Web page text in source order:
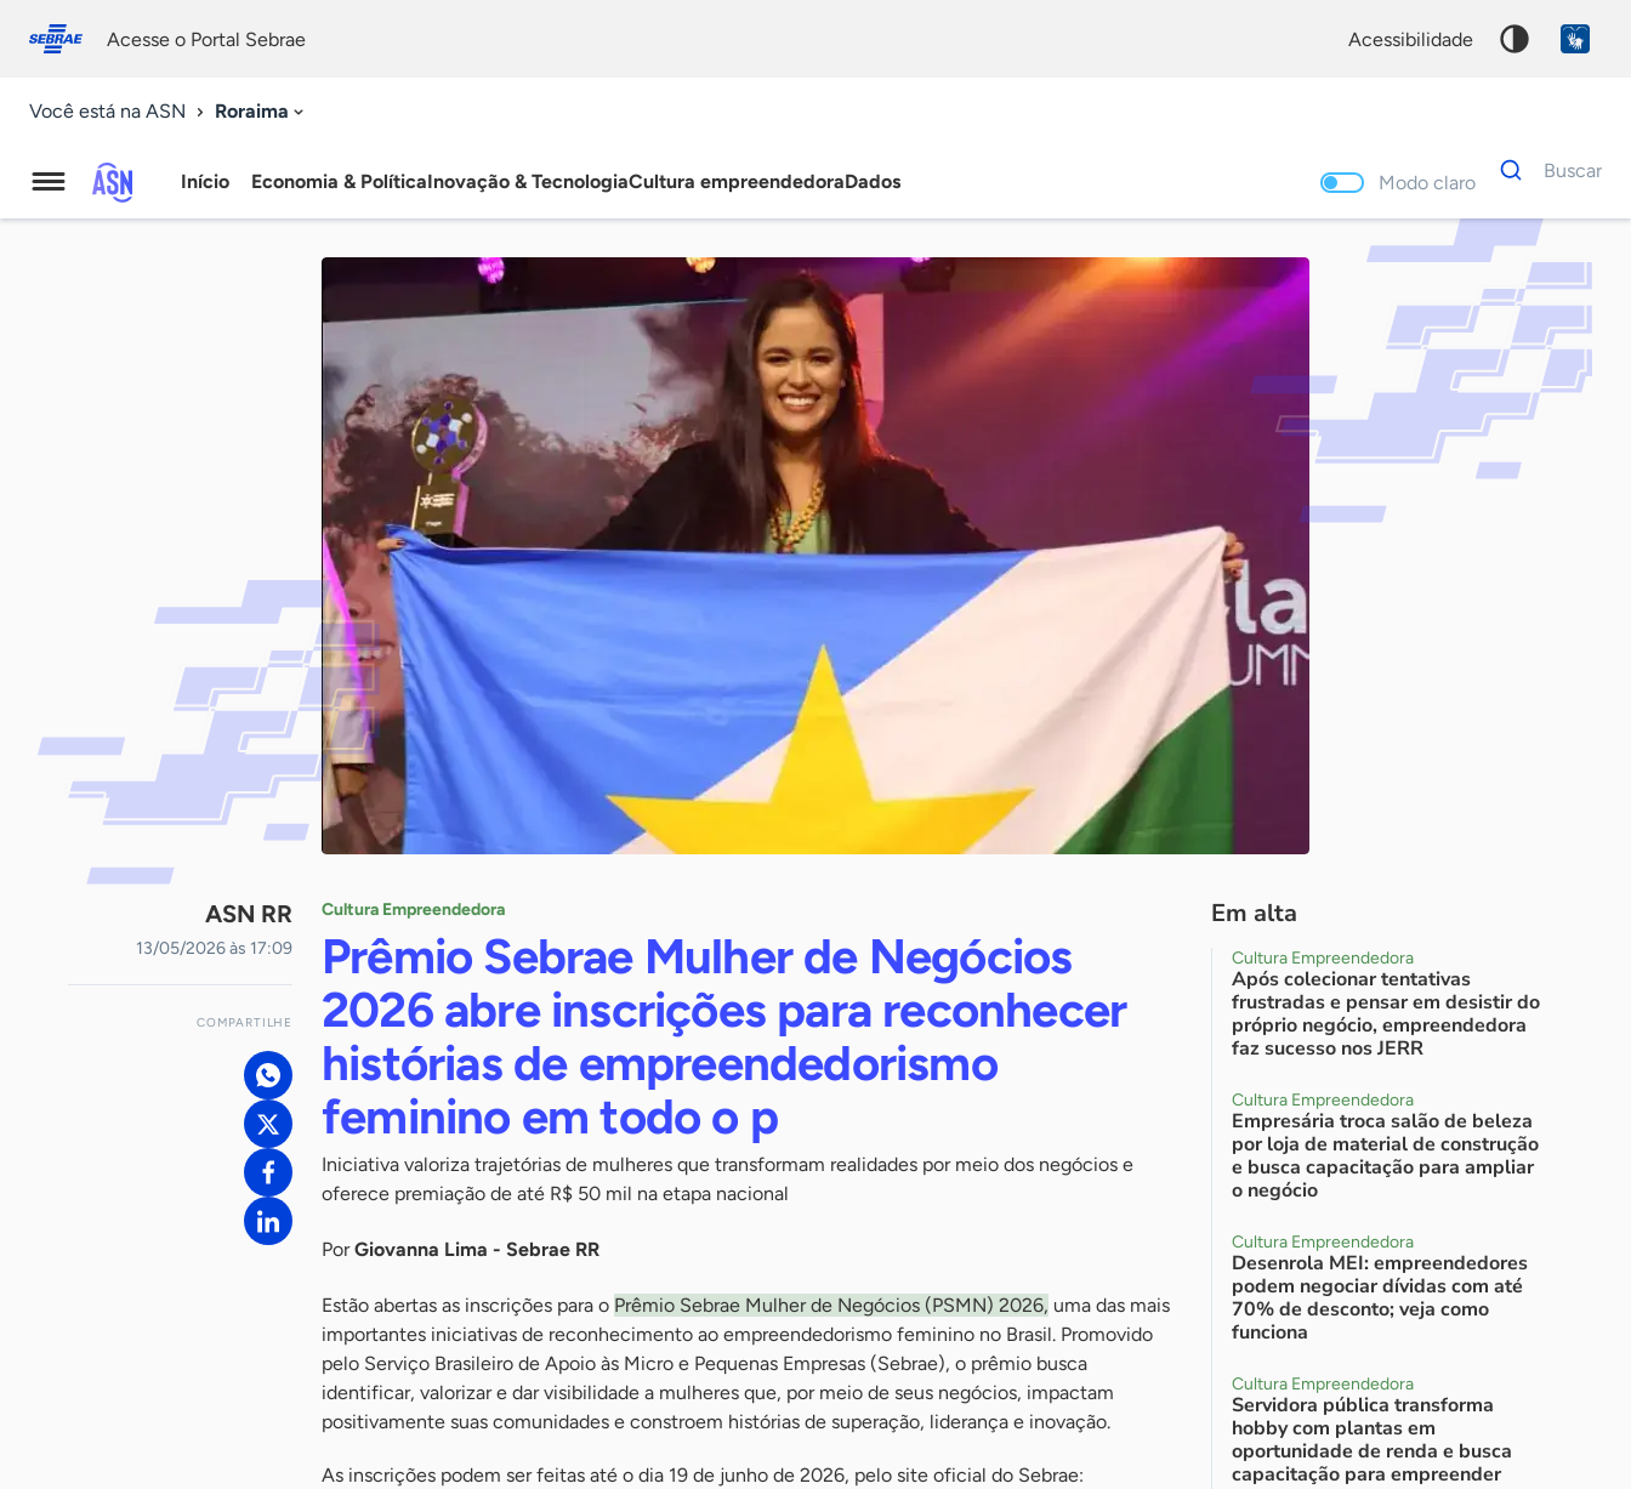
conosco
Acesse o Portal Sebrae acessibilidade
Você está na ASN Roraima
Agência
Início Economia & PolíticaInovação & TecnologiaCultura empreendedoraDados Modo claro
Dados
para
Buscar
Palavra
chave
ASN RR
13/05/2026 às 17:09
COMPARTILHE
Cultura Empreendedora
Prêmio Sebrae Mulher de Negócios
2026 abre inscrições para reconhecer
histórias de empreendedorismo
feminino em todo o p
Iniciativa valoriza trajetórias de mulheres que transformam realidades por meio dos negócios e
oferece premiação de até R$ 50 mil na etapa nacional
PorGiovanna Lima - Sebrae RR
Estão abertas as inscrições para o Prêmio Sebrae Mulher de Negócios (PSMN) 2026, uma das mais
importantes iniciativas de reconhecimento ao empreendedorismo feminino no Brasil. Promovido
pelo Serviço Brasileiro de Apoio às Micro e Pequenas Empresas (Sebrae), o prêmio busca
identificar, valorizar e dar visibilidade a mulheres que, por meio de seus negócios, impactam
positivamente suas comunidades e constroem histórias de superação, liderança e inovação.
As inscrições podem ser feitas até o dia 19 de junho de 2026, pelo site oficial do Sebrae:
Em alta
Cultura Empreendedora
Após colecionar tentativas
frustradas e pensar em desistir do
próprio negócio, empreendedora
faz sucesso nos JERR
Cultura Empreendedora
Empresária troca salão de beleza
por loja de material de construção
e busca capacitação para ampliar
o negócio
Cultura Empreendedora
Desenrola MEI: empreendedores
podem negociar dívidas com até
70% de desconto; veja como
funciona
Cultura Empreendedora
Servidora pública transforma
hobby com plantas em
oportunidade de renda e busca
capacitação para empreender